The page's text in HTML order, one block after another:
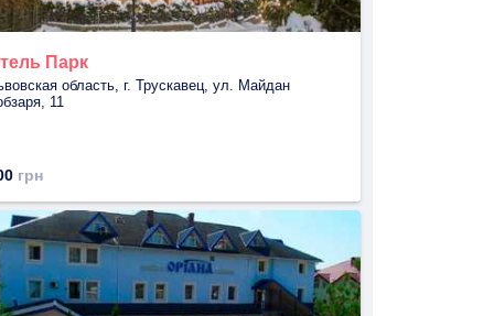
Парк
область, г. Трускавец, ул. Майдан
11
грн